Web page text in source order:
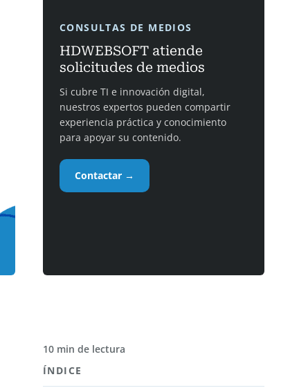
CONSULTAS DE MEDIOS
HDWEBSOFT atiende
solicitudes de medios
Si cubre TI e innovación digital,
nuestros expertos pueden compartir
experiencia práctica y conocimiento
para apoyar su contenido.
Contactar →
10 min de lectura
ÍNDICE